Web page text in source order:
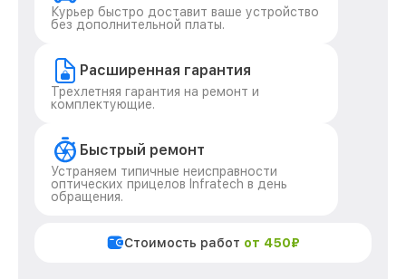
Курьер быстро доставит ваше устройство
без дополнительной платы.
Расширенная гарантия
Трехлетняя гарантия на ремонт и
комплектующие.
Быстрый ремонт
Устраняем типичные неисправности
оптических прицелов Infratech в день
обращения.
Стоимость работ от 450₽